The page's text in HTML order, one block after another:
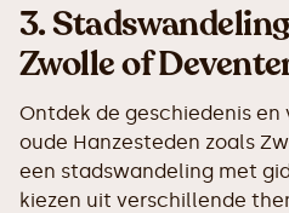
3.
Zwolle of
Ontdek de geschiedenis
oude Hanzesteden zoals
een stadswandeling met
kiezen uit verschillende